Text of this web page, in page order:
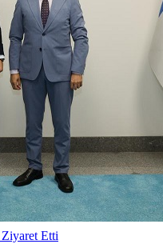
Etti